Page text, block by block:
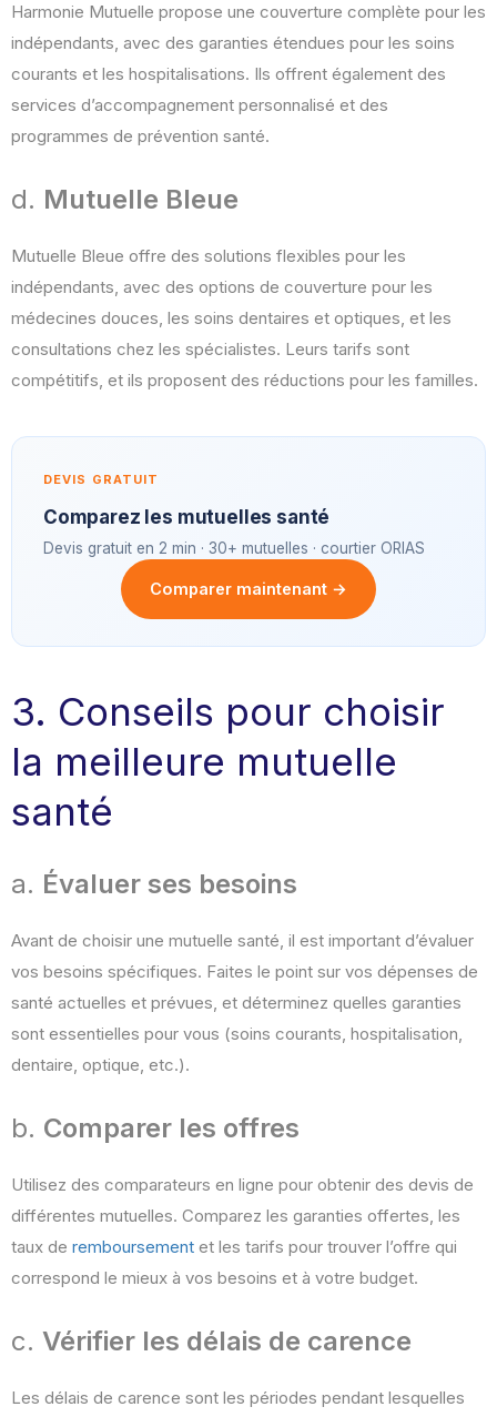
Harmonie Mutuelle propose une couverture complète pour les
indépendants, avec des garanties étendues pour les soins
courants et les hospitalisations. Ils offrent également des
services d’accompagnement personnalisé et des
programmes de prévention santé​.
d. Mutuelle Bleue
Mutuelle Bleue offre des solutions flexibles pour les
indépendants, avec des options de couverture pour les
médecines douces, les soins dentaires et optiques, et les
consultations chez les spécialistes. Leurs tarifs sont
compétitifs, et ils proposent des réductions pour les familles​.
DEVIS GRATUIT
Comparez les mutuelles santé
Devis gratuit en 2 min · 30+ mutuelles · courtier ORIAS
Comparer maintenant →
3. Conseils pour choisir
la meilleure mutuelle
santé
a. Évaluer ses besoins
Avant de choisir une mutuelle santé, il est important d’évaluer
vos besoins spécifiques. Faites le point sur vos dépenses de
santé actuelles et prévues, et déterminez quelles garanties
sont essentielles pour vous (soins courants, hospitalisation,
dentaire, optique, etc.)​​.
b. Comparer les offres
Utilisez des comparateurs en ligne pour obtenir des devis de
différentes mutuelles. Comparez les garanties offertes, les
taux de remboursement et les tarifs pour trouver l’offre qui
correspond le mieux à vos besoins et à votre budget.
c. Vérifier les délais de carence
Les délais de carence sont les périodes pendant lesquelles